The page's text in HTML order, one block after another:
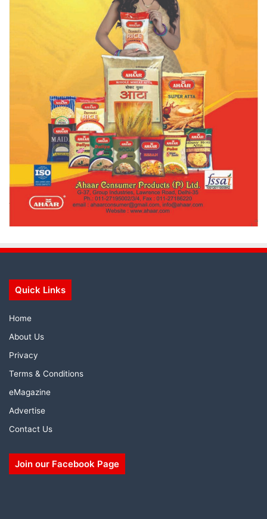
Quick Links
Home
About Us
Privacy
Terms & Conditions
eMagazine
Advertise
Contact Us
Join our Facebook Page